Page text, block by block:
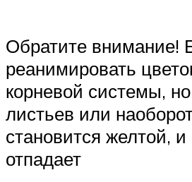
Обратите внимание!
реанимировать
корневой системы,
листьев или
становится желтой,
отпадает